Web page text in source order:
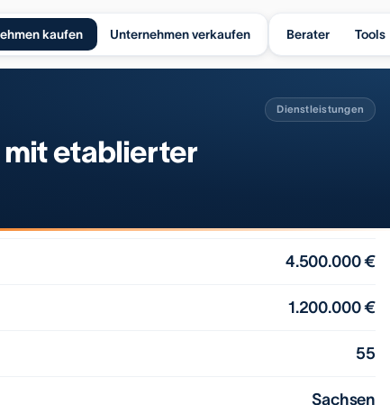
kaufen Unternehmen verkaufen Berater Tools
Dienstleistungen
etablierter
4.500.000 €
1.200.000 €
55
Sachsen